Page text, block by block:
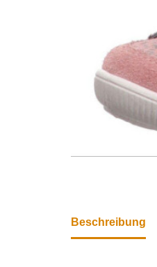
Beschreibung